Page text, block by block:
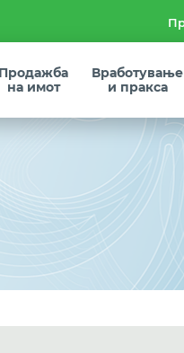
Продажба
на имот
Вработување
и пракса